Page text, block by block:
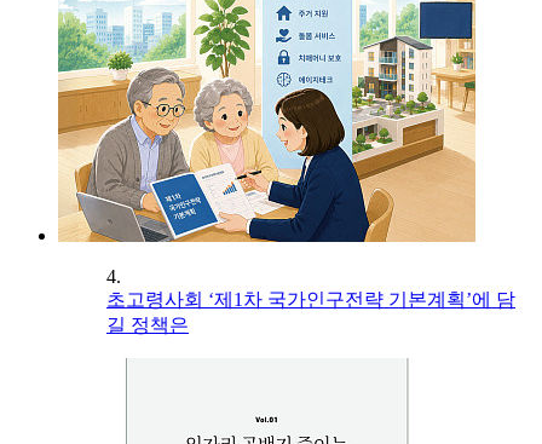
4.
초고령사회 ‘제1차 국가인구전략 기본계획’에 담
길 정책은